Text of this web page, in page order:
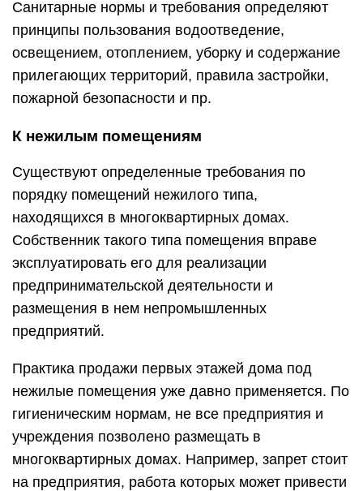
Санитарные нормы и требования определяют
принципы пользования водоотведение,
освещением, отоплением, уборку и содержание
прилегающих территорий, правила застройки,
пожарной безопасности и пр.
К нежилым помещениям
Существуют определенные требования по
порядку помещений нежилого типа,
находящихся в многоквартирных домах.
Собственник такого типа помещения вправе
эксплуатировать его для реализации
предпринимательской деятельности и
размещения в нем непромышленных
предприятий.
Практика продажи первых этажей дома под
нежилые помещения уже давно применяется. По
гигиеническим нормам, не все предприятия и
учреждения позволено размещать в
многоквартирных домах. Например, запрет стоит
на предприятия, работа которых может привести